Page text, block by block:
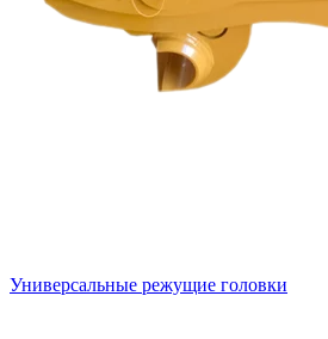
Универсальные режущие головки